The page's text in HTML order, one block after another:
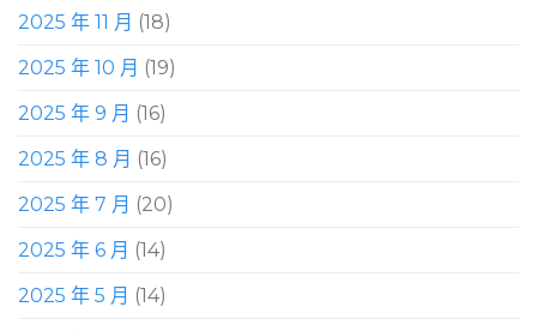
2025 年 11 月 (18)
2025 年 10 月 (19)
2025 年 9 月 (16)
2025 年 8 月 (16)
2025 年 7 月 (20)
2025 年 6 月 (14)
2025 年 5 月 (14)